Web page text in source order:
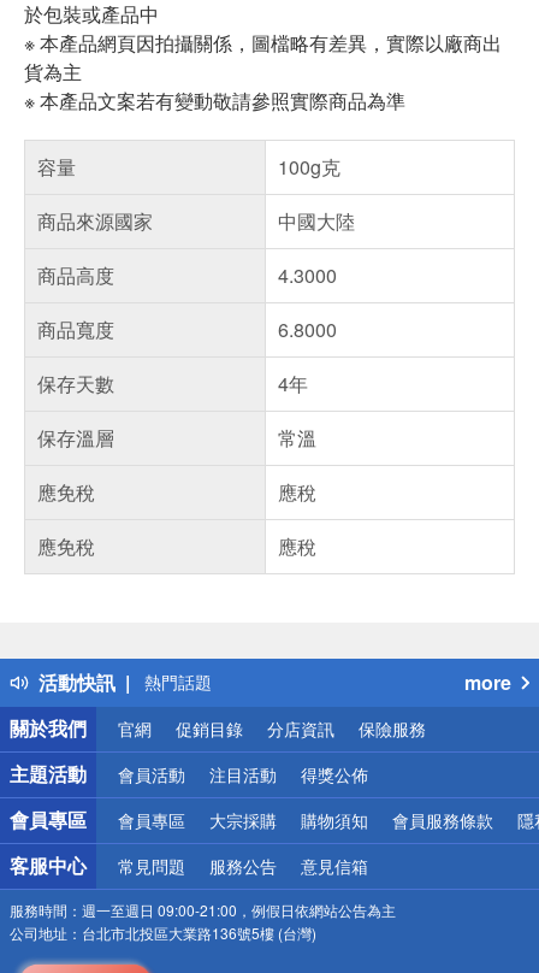
於包裝或產品中
※ 本產品網頁因拍攝關係，圖檔略有差異，實際以廠商出
貨為主
※ 本產品文案若有變動敬請參照實際商品為準
容量
100g克
商品來源國家
中國大陸
商品高度
4.3000
商品寬度
6.8000
保存天數
4年
保存溫層
常溫
應免稅
應稅
應免稅
應稅
活動快訊
得獎公告
熱門話題
銀行優惠
偏遠地區配送
詐騙網頁！請小心！
more
關於我們
官網 促銷目錄 分店資訊 保險服務
主題活動 會員活動 注目活動 得獎公佈
會員專區 會員專區 大宗採購 購物須知 會員服務條款 隱
客服中心 常見問題 服務公告 意見信箱
服務時間： 週一至週日 09:00-21:00，例假日依網站公告為主
公司地址： 台北市北投區大業路136號5樓 (台灣)